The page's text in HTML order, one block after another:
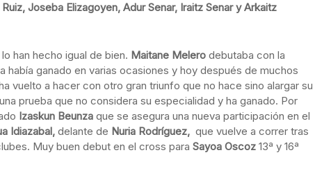
Joseba Elizagoyen, Adur Senar, Iraitz Senar y Arkaitz
han hecho igual de bien. Maitane Melero debutaba con la
ganado en varias ocasiones y hoy después de muchos
vuelto a hacer con otro gran triunfo que no hace sino alargar su
prueba que no considera su especialidad y ha ganado. Por
Izaskun Beunza que se asegura una nueva participación en el
Idiazabal, delante de Nuria Rodríguez, que vuelve a correr tras
Muy buen debut en el cross para Sayoa Oscoz 13ª y 16ª